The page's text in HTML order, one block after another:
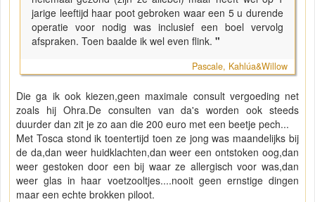
jarige leeftijd haar poot gebroken waar een 5 u durende
operatie voor nodig was inclusief een boel vervolg
afspraken. Toen baalde ik wel even flink. "
Pascale, Kahlúa&Willow
Die ga ik ook kiezen,geen maximale consult vergoeding net
zoals hij Ohra.De consulten van da's worden ook steeds
duurder dan zit je zo aan die 200 euro met een beetje pech...
Met Tosca stond ik toentertijd toen ze jong was maandelijks bij
de da,dan weer huidklachten,dan weer een ontstoken oog,dan
weer gestoken door een bij waar ze allergisch voor was,dan
weer glas in haar voetzooltjes....nooit geen ernstige dingen
maar een echte brokken piloot.